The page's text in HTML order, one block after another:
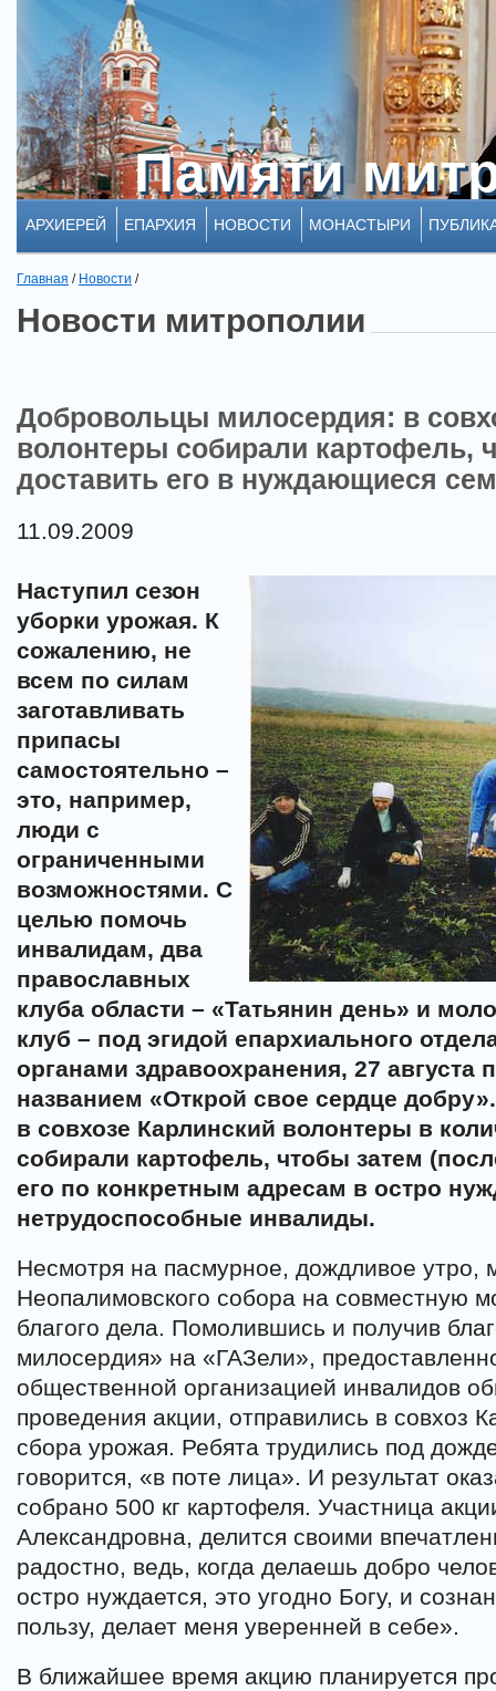
Памяти
Памяти
АРХИЕРЕЙ ЕПАРХИЯ НОВОСТИ МОНАСТЫРИ
Главная / Новости /
Новости митрополии
Добровольцы милосердия: в
волонтеры собирали картофель,
доставить его в нуждающиеся
11.09.2009
Наступил сезон
уборки урожая. К
сожалению, не
всем по силам
заготавливать
припасы
самостоятельно –
это, например,
люди с
ограниченными
возможностями. С
целью помочь
инвалидам, два
православных
клуба области – «Татьянин день» и
клуб – под эгидой епархиального
органами здравоохранения, 27
названием «Открой свое сердце
в совхозе Карлинский волонтеры в
собирали картофель, чтобы затем
его по конкретным адресам в остро
нетрудоспособные инвалиды.
Несмотря на пасмурное, дождливое утро,
Неопалимовского собора на совместную
благого дела. Помолившись и получив
милосердия» на «ГАЗели»,
общественной организацией инвалидов
проведения акции, отправились в совхоз
сбора урожая. Ребята трудились под
говорится, «в поте лица». И результат
собрано 500 кг картофеля. Участница
Александровна, делится своими
радостно, ведь, когда делаешь добро
остро нуждается, это угодно Богу, и
пользу, делает меня уверенней в себе».
В ближайшее время акцию планируется